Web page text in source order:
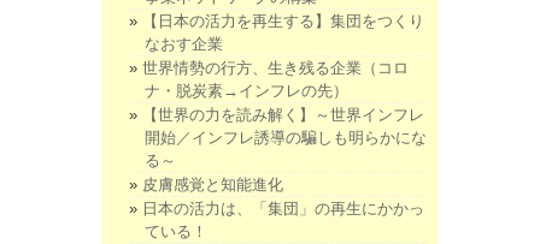
【日本の活力を再生する】集団をつくり
なおす企業
世界情勢の行方、生き残る企業（コロ
ナ・脱炭素→インフレの先）
【世界の力を読み解く】～世界インフレ
開始／インフレ誘導の騙しも明らかにな
る～
皮膚感覚と知能進化
日本の活力は、「集団」の再生にかかっ
ている！